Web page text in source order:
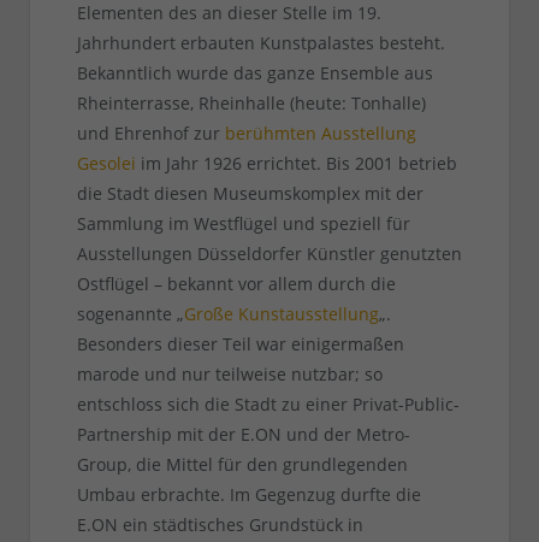
Elementen des an dieser Stelle im 19.
Jahrhundert erbauten Kunstpalastes besteht.
Bekanntlich wurde das ganze Ensemble aus
Rheinterrasse, Rheinhalle (heute: Tonhalle)
und Ehrenhof zur berühmten Ausstellung
Gesolei im Jahr 1926 errichtet. Bis 2001 betrieb
die Stadt diesen Museumskomplex mit der
Sammlung im Westflügel und speziell für
Ausstellungen Düsseldorfer Künstler genutzten
Ostflügel – bekannt vor allem durch die
sogenannte „Große Kunstausstellung„.
Besonders dieser Teil war einigermaßen
marode und nur teilweise nutzbar; so
entschloss sich die Stadt zu einer Privat-Public-
Partnership mit der E.ON und der Metro-
Group, die Mittel für den grundlegenden
Umbau erbrachte. Im Gegenzug durfte die
E.ON ein städtisches Grundstück in